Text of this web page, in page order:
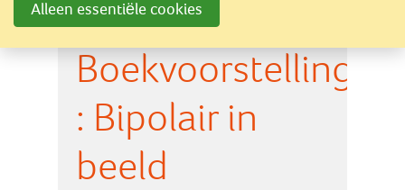
Boekvoorstelling
: Bipolair in
beeld
Lid worden
Vrijwilliger worden
Alleen essentiële cookies